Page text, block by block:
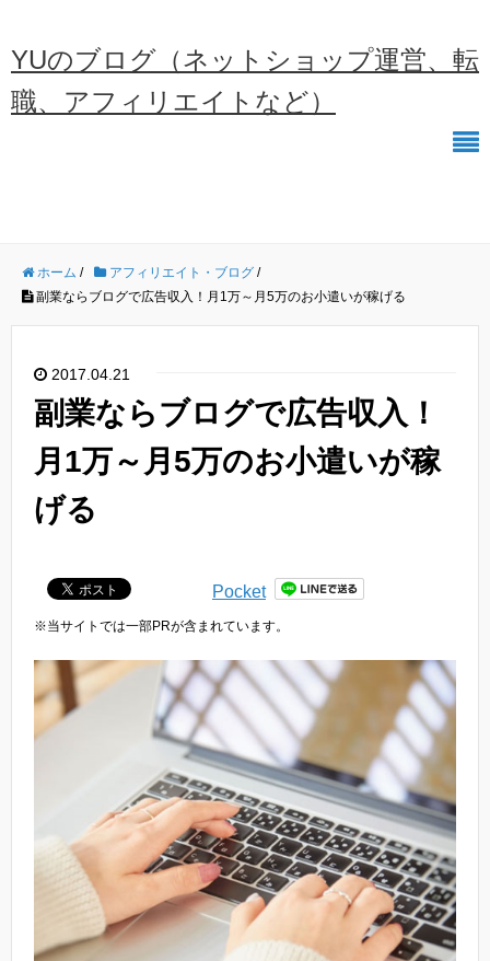
YUのブログ（ネットショップ運営、転
職、アフィリエイトなど）
ホーム / アフィリエイト・ブログ /
副業ならブログで広告収入！月1万～月5万のお小遣いが稼げる
2017.04.21
副業ならブログで広告収入！
月1万～月5万のお小遣いが稼
げる
Pocket
※当サイトでは一部PRが含まれています。